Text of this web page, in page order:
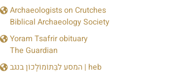
Archaeologists on Crutches
Biblical Archaeology Society
Yoram Tsafrir obituary
The Guardian
המסע לבֵּתוֹמוֹלָכוֹן בנגב | heb